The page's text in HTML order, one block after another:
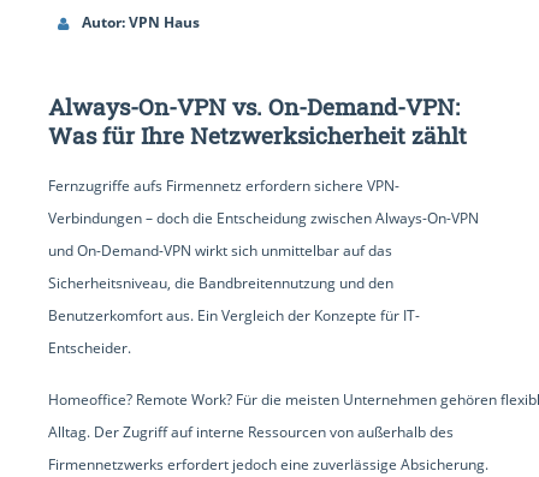
Autor: VPN Haus
Always-On-VPN vs. On-Demand-VPN:
Was für Ihre Netzwerksicherheit zählt
Fernzugriffe aufs Firmennetz erfordern sichere VPN-
Verbindungen – doch die Entscheidung zwischen Always-On-VPN
und On-Demand-VPN wirkt sich unmittelbar auf das
Sicherheitsniveau, die Bandbreitennutzung und den
Benutzerkomfort aus. Ein Vergleich der Konzepte für IT-
Entscheider.
Homeoffice? Remote Work? Für die meisten Unternehmen gehören
Alltag. Der Zugriff auf interne Ressourcen von außerhalb des
Firmennetzwerks erfordert jedoch eine zuverlässige Absicherung.